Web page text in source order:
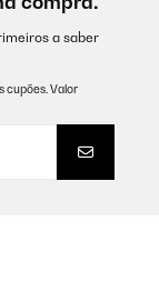
a saber
cupões. Valor